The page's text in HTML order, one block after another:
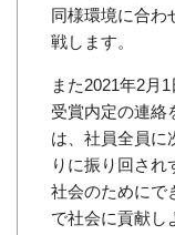
同様環境に合わ
戦します。
また2021年2月
受賞内定の連絡
は、社員全員に
りに振り回され
社会のためにで
で社会に貢献し